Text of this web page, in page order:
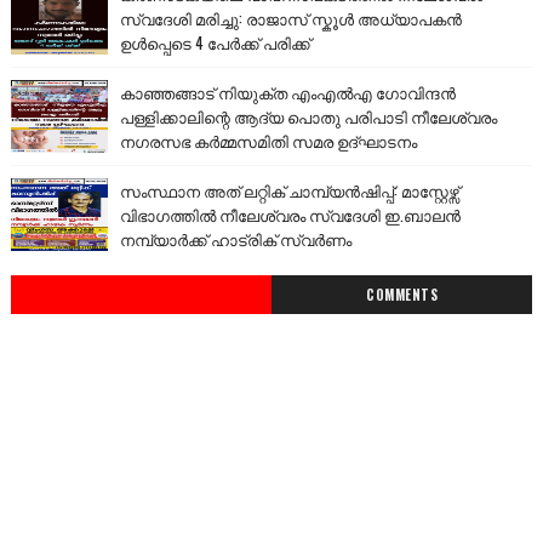
സ്വദേശി മരിച്ചു: രാജാസ് സ്കൂൾ അധ്യാപകൻ
ഉൾപ്പെടെ 4 പേർക്ക് പരിക്ക്
കാഞ്ഞങ്ങാട് നിയുക്ത എംഎൽഎ ഗോവിന്ദൻ
പള്ളിക്കാലിന്റെ ആദ്യ പൊതു പരിപാടി നീലേശ്വരം
നഗരസഭ കർമ്മസമിതി സമര ഉദ്ഘാടനം
സംസ്ഥാന അത് ലറ്റിക് ചാമ്പ്യൻഷിപ്പ്: മാസ്റ്റേഴ്സ്
വിഭാഗത്തിൽ നീലേശ്വരം സ്വദേശി ഇ.ബാലൻ
നമ്പ്യാർക്ക് ഹാട്രിക് സ്വർണം
COMMENTS